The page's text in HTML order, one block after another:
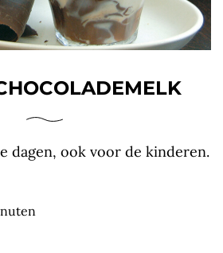
dagen, ook voor de kinderen.